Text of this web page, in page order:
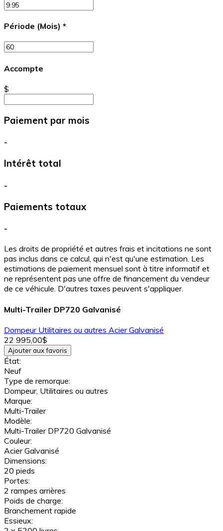
Période (Mois) *
Accompte
$
Paiement par mois
-
Intérêt total
-
Paiements totaux
-
Les droits de propriété et autres frais et incitations ne sont
pas inclus dans ce calcul, qui n'est qu'une estimation. Les
estimations de paiement mensuel sont à titre informatif et
ne représentent pas une offre de financement du vendeur
de ce véhicule. D'autres taxes peuvent s'appliquer.
Multi-Trailer DP720 Galvanisé
Dompeur Utilitaires ou autres Acier Galvanisé
22 995,00$
Ajouter aux favoris
État:
Neuf
Type de remorque:
Dompeur, Utilitaires ou autres
Marque:
Multi-Trailer
Modèle:
Multi-Trailer DP720 Galvanisé
Couleur:
Acier Galvanisé
Dimensions:
20 pieds
Portes:
2 rampes arrières
Poids de charge:
Branchement rapide
Essieux: